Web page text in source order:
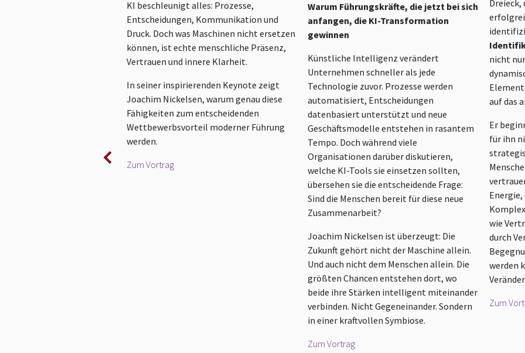
KI beschleunigt alles: Prozesse,
Entscheidungen, Kommunikation und
Druck. Doch was Maschinen nicht ersetzen
können, ist echte menschliche Präsenz,
Vertrauen und innere Klarheit.
In seiner inspirierenden Keynote zeigt
Joachim Nickelsen, warum genau diese
Fähigkeiten zum entscheidenden
Wettbewerbsvorteil moderner Führung
werden.
Zum Vortrag
Warum Führungskräfte, die jetzt bei sich
anfangen, die KI-Transformation
gewinnen
Künstliche Intelligenz verändert
Unternehmen schneller als jede
Technologie zuvor. Prozesse werden
automatisiert, Entscheidungen
datenbasiert unterstützt und neue
Geschäftsmodelle entstehen in rasantem
Tempo. Doch während viele
Organisationen darüber diskutieren,
welche KI-Tools sie einsetzen sollten,
übersehen sie die entscheidende Frage:
Sind die Menschen bereit für diese neue
Zusammenarbeit?
Joachim Nickelsen ist überzeugt: Die
Zukunft gehört nicht der Maschine allein.
Und auch nicht dem Menschen allein. Die
größten Chancen entstehen dort, wo
beide ihre Stärken intelligent miteinander
verbinden. Nicht Gegeneinander. Sondern
in einer kraftvollen Symbiose.
Zum Vortrag
Dreieck,
nicht
auf das
Er
für ihn
wie
durch
werden
Zum